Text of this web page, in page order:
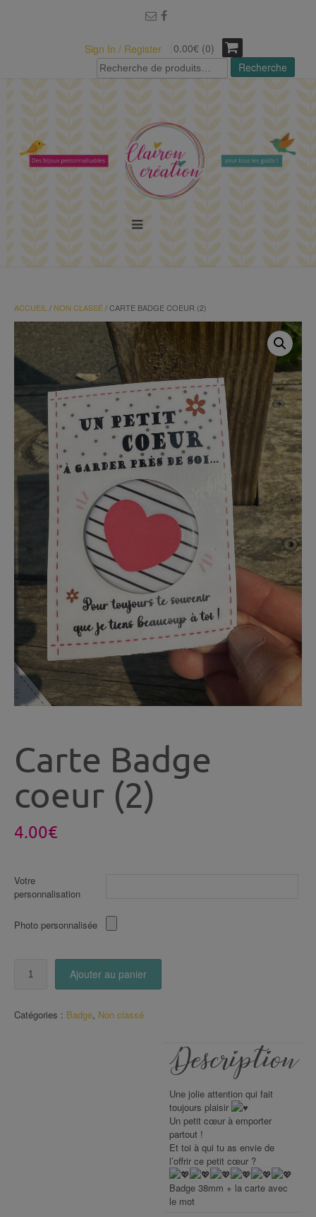
Sign In / Register
0.00€ (0)
Recherche
pour :
Recherche
ACCUEIL / NON CLASSÉ/ CARTE BADGE COEUR (2)
Carte Badge
coeur (2)
4.00€
Votre
personnalisation
Photo personnalisée
coeur
Ajouter au panier
Catégories : Badge, Non classé
Description
Une jolie attention qui fait
toujours plaisir
Un petit cœur à emporter
partout !
Et toi à qui tu as envie de
l’offrir ce petit cœur ?
Badge 38mm + la carte avec
le mot